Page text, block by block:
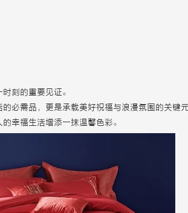
刻的重要见证。
必需品，更是承载美好祝福与浪漫氛围的关键元
幸福生活增添一抹温馨色彩。